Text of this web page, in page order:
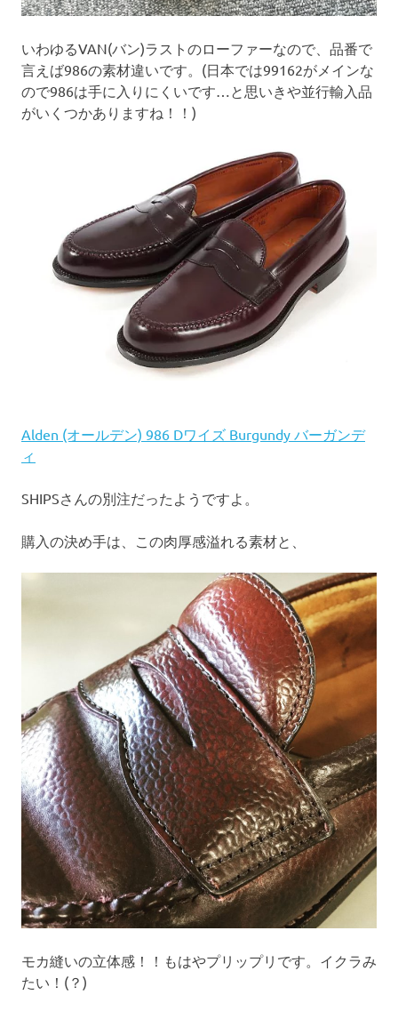
いわゆるVAN(バン)ラストのローファーなので、品番で
言えば986の素材違いです。(日本では99162がメインな
ので986は手に入りにくいです…と思いきや並行輸入品
がいくつかありますね！！)
Alden (オールデン) 986 Dワイズ Burgundy バーガンデ
ィ
SHIPSさんの別注だったようですよ。
購入の決め手は、この肉厚感溢れる素材と、
モカ縫いの立体感！！もはやプリップリです。イクラみ
たい！(？)